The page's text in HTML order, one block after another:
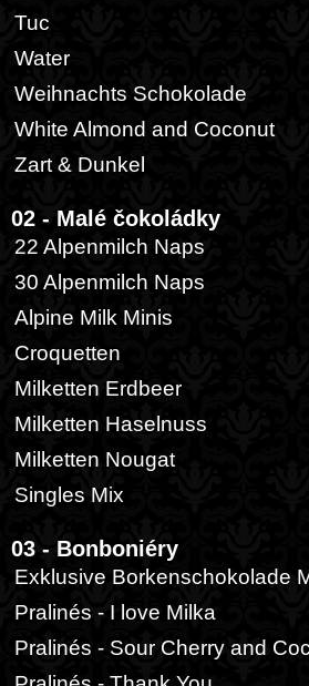
Tuc
Water
Weihnachts Schokolade
White Almond and Coconut
Zart & Dunkel
02 - Malé čokoládky
22 Alpenmilch Naps
30 Alpenmilch Naps
Alpine Milk Minis
Croquetten
Milketten Erdbeer
Milketten Haselnuss
Milketten Nougat
Singles Mix
03 - Bonboniéry
Exklusive Borkenschokolade
Pralinés - I love Milka
Pralinés - Sour Cherry and